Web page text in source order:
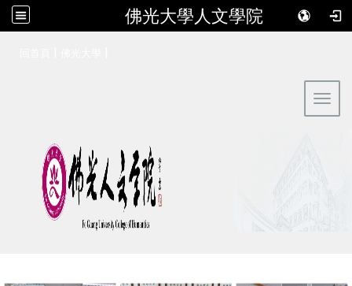
佛光大學人文學院